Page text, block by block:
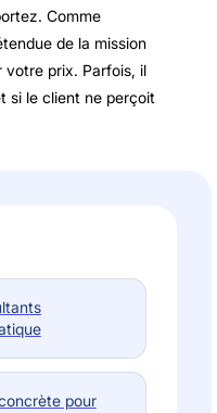
Comme
de la mission
votre prix. Parfois, il
si le client ne perçoit
pour